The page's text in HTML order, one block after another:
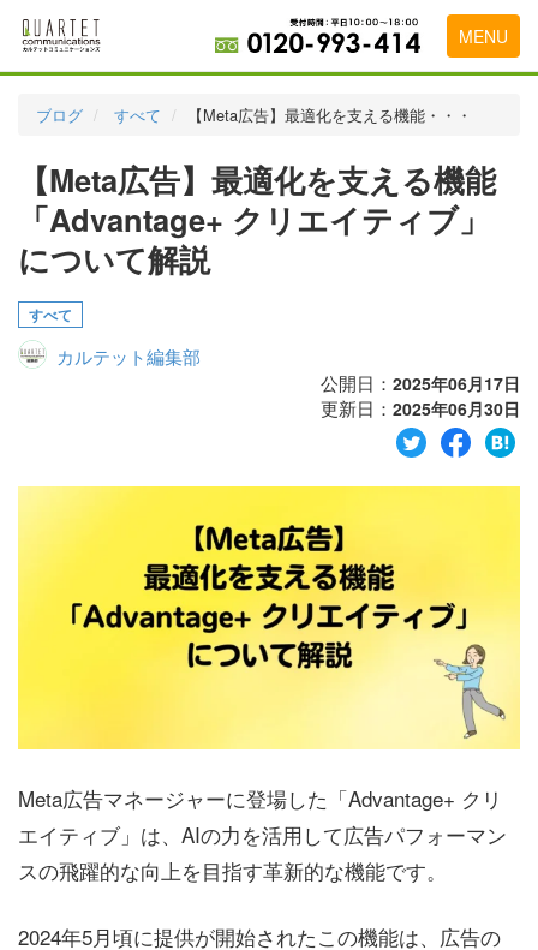
MENU
実績・お客様の声
初めて導入をお考えの方
広告代理店・HP制作会社様へ
お問い合わせ
ブログ すべて 【Meta広告】最適化を支える機能・・・
【Meta広告】最適化を支える機能
「Advantage+ クリエイティブ」
について解説
すべて
カルテット編集部
公開日： 2025年06月17日
更新日： 2025年06月30日
Meta広告マネージャーに登場した「Advantage+ クリ
エイティブ」は、AIの力を活用して広告パフォーマン
スの飛躍的な向上を目指す革新的な機能です。
2024年5月頃に提供が開始されたこの機能は、広告の